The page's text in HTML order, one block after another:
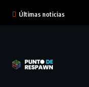
Últimas noticias